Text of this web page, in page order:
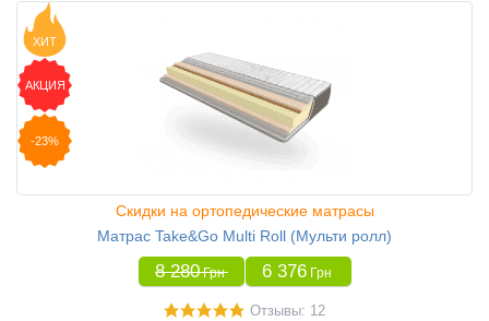
ХИТ
АКЦИЯ
-23%
Скидки на ортопедические матрасы
Матрас Take&Go Multi Roll (Мульти ролл)
8 280 Грн 6 376 Грн
Отзывы: 12